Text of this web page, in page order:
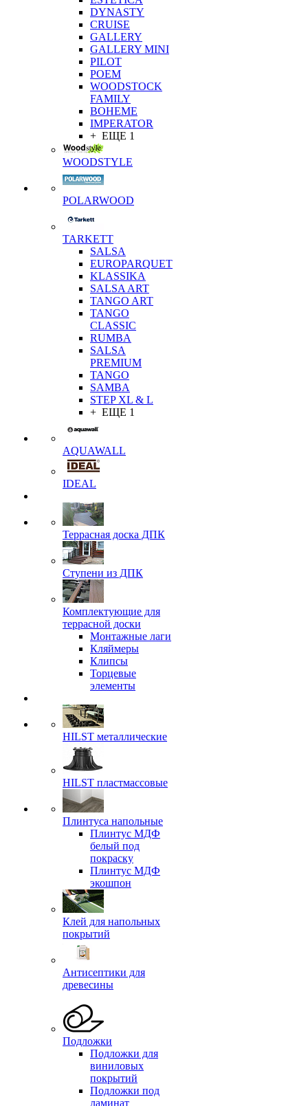
DYNASTY
CRUISE
GALLERY
GALLERY MINI
PILOT
POEM
WOODSTOCK
FAMILY
BOHEME
IMPERATOR
+ ЕЩЕ 1
WOODSTYLE
POLARWOOD
TARKETT
SALSA
EUROPARQUET
KLASSIKA
SALSA ART
TANGO ART
TANGO
CLASSIC
RUMBA
SALSA
PREMIUM
TANGO
SAMBA
STEP XL & L
+ ЕЩЕ 1
AQUAWALL
IDEAL
Террасная доска ДПК
Ступени из ДПК
Комплектующие для
террасной доски
Монтажные лаги
Кляймеры
Клипсы
Торцевые
элементы
HILST металлические
HILST пластмассовые
Плинтуса напольные
Плинтус МДФ
белый под
покраску
Плинтус МДФ
экошпон
Клей для напольных
покрытий
Антисептики для
древесины
Подложки
Подложки для
виниловых
покрытий
Подложки под
ламинат